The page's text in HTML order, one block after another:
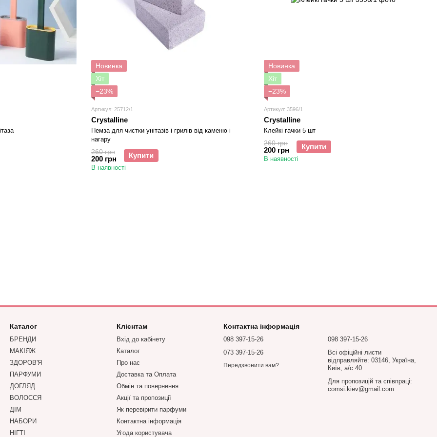
Новинка
Хіт
−23%
Артикул: 25712/1
Crystalline
Пемза для чистки унітазів і грилів від каменю і
нагару
260 грн
200 грн Купити
В наявності
Новинка
Хіт
−23%
Артикул: 3596/1
Crystalline
Клейкі гачки 5 шт
260 грн
200 грн Купити
В наявності
Каталог
БРЕНДИ
МАКІЯЖ
ЗДОРОВ'Я
ПАРФУМИ
ДОГЛЯД
ВОЛОССЯ
ДІМ
НАБОРИ
НІГТІ
Клієнтам
Вхід до кабінету
Каталог
Про нас
Доставка та Оплата
Обмін та повернення
Акції та пропозиції
Як перевірити парфуми
Контактна інформація
Угода користувача
Контактна інформація
098 397-15-26
073 397-15-26
Передзвонити вам?
098 397-15-26
Всі офіційні листи
відправляйте: 03146, Україна,
Київ, а/с 40
Для пропозицій та співпраці:
comsi.kiev@gmail.com